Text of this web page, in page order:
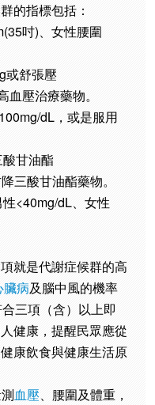
的指標包括：
吋)、女性腰圍
或舒張壓
壓治療藥物。
dL，或是服用
甘油酯
三酸甘油酯藥物。
<40mg/dL、女性
就是代謝症候群的高
臟病及腦中風的機率
三項（含）以上即
健康，提醒民眾應從
康飲食與健康生活原
血壓、腰圍及體重，